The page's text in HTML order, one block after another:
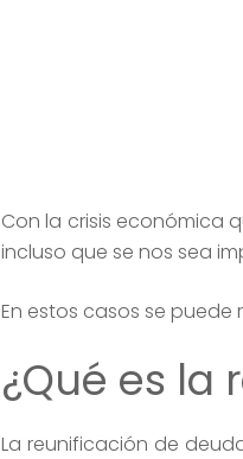
Con la crisis económica
incluso que se nos sea
En estos casos se puede
¿Qué es la
La reunificación de